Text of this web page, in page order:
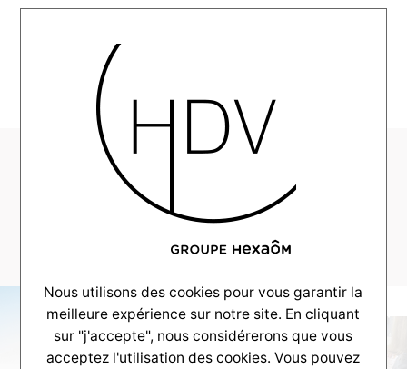
CouleurVillas-
Realisation-Anglet-
2019-12-Vignette2
Nous utilisons des cookies pour vous garantir la
meilleure expérience sur notre site. En cliquant
sur "j'accepte", nous considérerons que vous
acceptez l'utilisation des cookies. Vous pouvez